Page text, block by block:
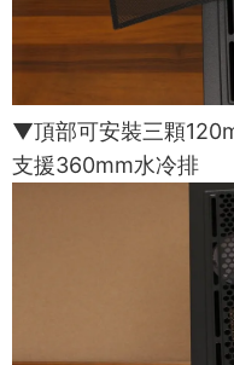
▼頂部可安裝三顆
支援360mm水冷排